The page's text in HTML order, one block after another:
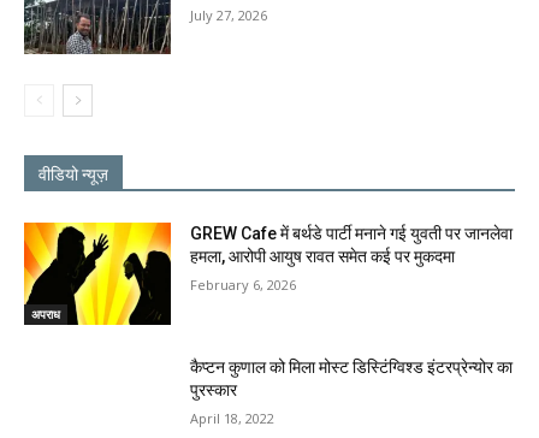
July 27, 2026
वीडियो न्यूज़
अपराध
GREW Cafe में बर्थडे पार्टी मनाने गई युवती पर जानलेवा
हमला, आरोपी आयुष रावत समेत कई पर मुकदमा
February 6, 2026
कैप्टन कुणाल को मिला मोस्ट डिस्टिंग्विश्ड इंटरप्रेन्योर का
पुरस्कार
April 18, 2022